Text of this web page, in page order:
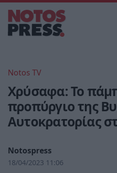
Notos TV
Χρύσαφα: Το
προπύργιο της
Αυτοκρατορίας
Notospress
18/04/2023 11:06